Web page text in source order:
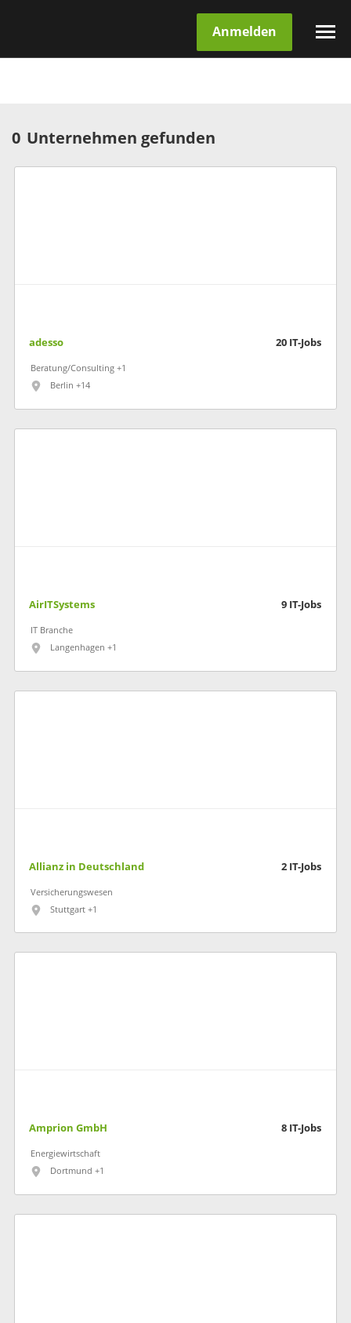
Anmelden
0 Unternehmen gefunden
adesso 20 IT-Jobs
Beratung/Consulting +1
Berlin +14
AirITSystems 9 IT-Jobs
IT Branche
Langenhagen +1
Allianz in Deutschland 2 IT-Jobs
Versicherungswesen
Stuttgart +1
Amprion GmbH 8 IT-Jobs
Energiewirtschaft
Dortmund +1